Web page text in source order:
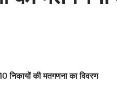
निकायों की मतगणना का विवरण